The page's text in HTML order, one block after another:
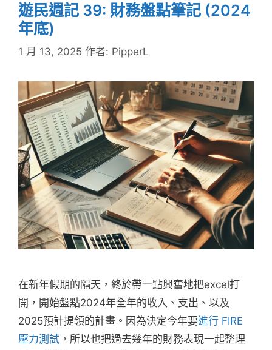
遊民週記 39: 財務盤點筆記 (2024
年底)
1 月 13, 2025 作者: PipperL
在新年假期的隔天，終於帶一點興奮地把excel打
開，開始盤點2024年全年的收入、支出、以及
2025預計提領的計畫。因為決定今年要進行 FIRE
壓力測試 ，所以也把過去幾年的財務表現一起整理